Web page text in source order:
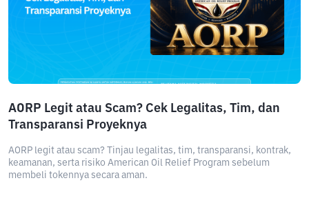
AORP Legit atau Scam? Cek Legalitas, Tim, dan
Transparansi Proyeknya
AORP legit atau scam? Tinjau legalitas, tim, transparansi, kontrak,
keamanan, serta risiko American Oil Relief Program sebelum
membeli tokennya secara aman.